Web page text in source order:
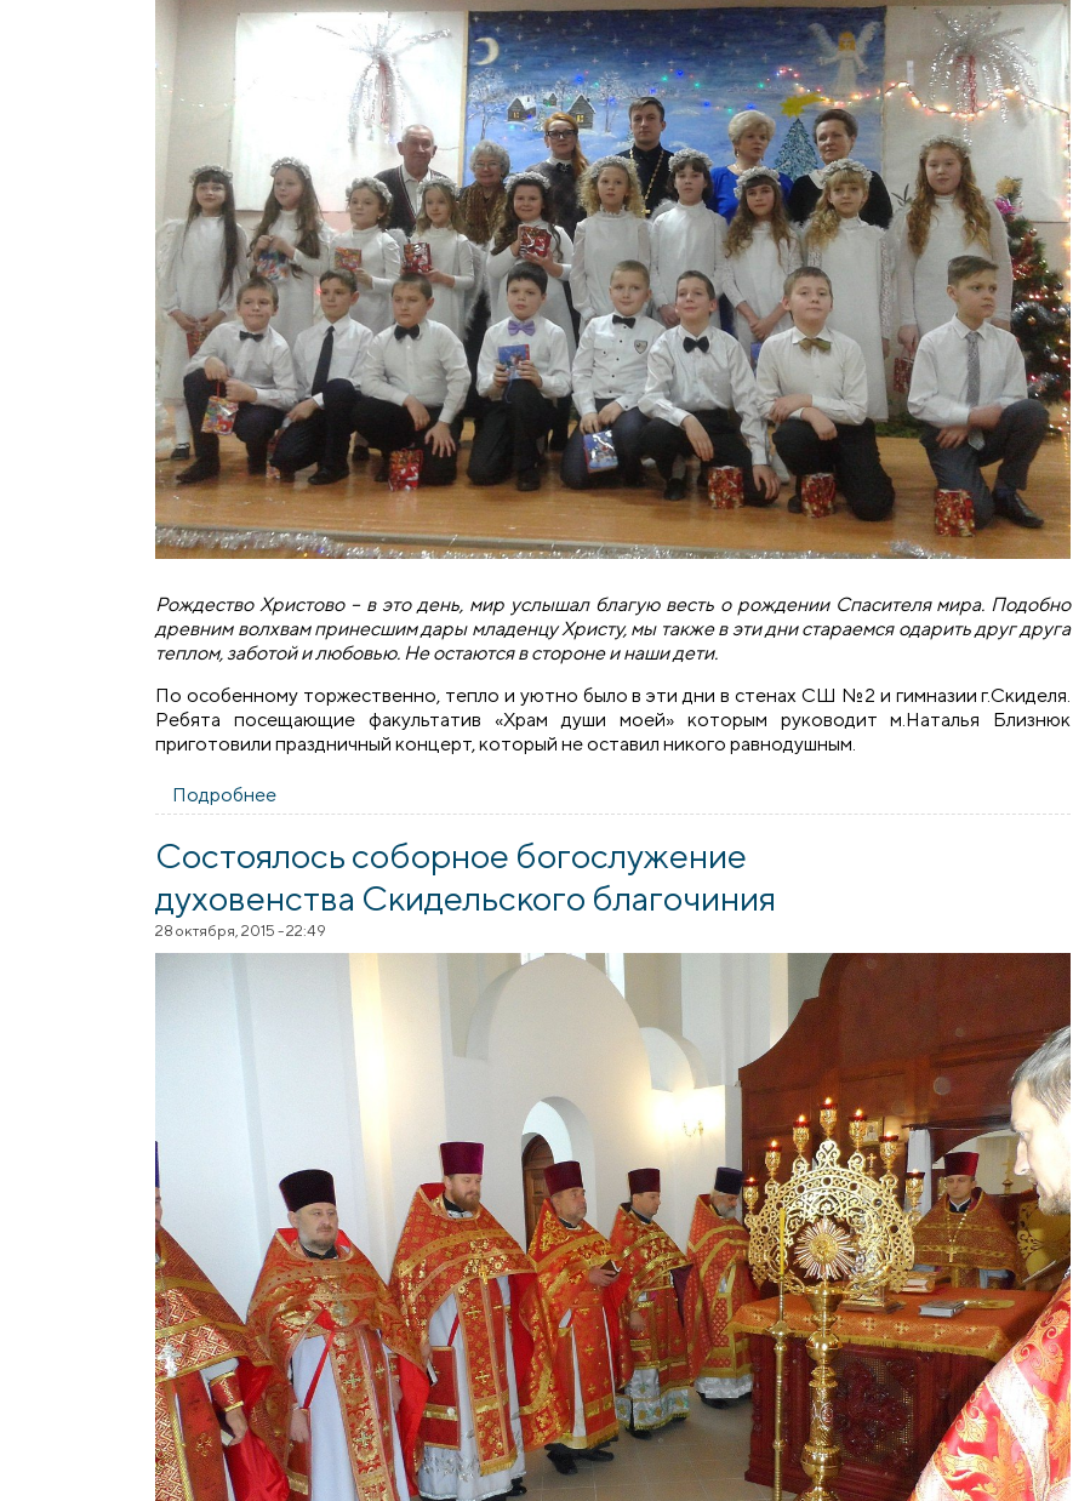
Рождество Христово – в это день, мир услышал благую весть о рождении Спасителя мира. Подобно
древним волхвам принесшим дары младенцу Христу, мы также в эти дни стараемся одарить друг друга
теплом, заботой и любовью. Не остаются в стороне и наши дети.
По особенному торжественно, тепло и уютно было в эти дни в стенах СШ №2 и гимназии г.Скиделя.
Ребята посещающие факультатив «Храм души моей» которым руководит м.Наталья Близнюк
приготовили праздничный концерт, который не оставил никого равнодушным.
Подробнее
Состоялось соборное богослужение
духовенства Скидельского благочиния
28 октября, 2015 - 22:49